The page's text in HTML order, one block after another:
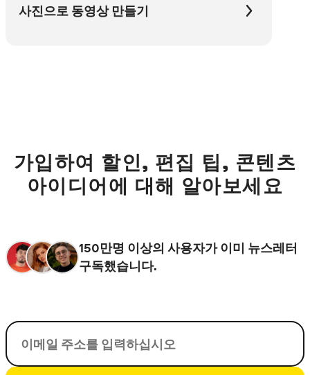
사진으로 동영상 만들기
가입하여 할인, 편집 팁, 콘텐츠
아이디어에 대해 알아보세요
150만명 이상의 사용자가 이미 뉴스레터
구독했습니다.
이메일